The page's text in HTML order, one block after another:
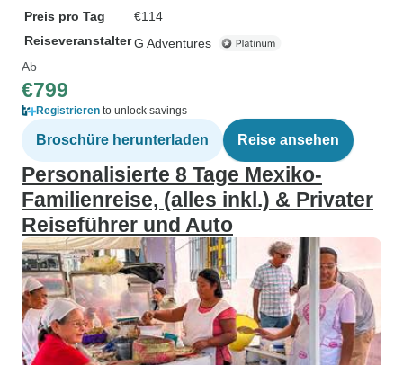
Preis pro Tag
€114
ReiseveranstalterG Adventures
Ab
€799
Registrieren to unlock savings
Broschüre herunterladen Reise ansehen
Personalisierte 8 Tage Mexiko-
Familienreise, (alles inkl.) & Privater
Reiseführer und Auto